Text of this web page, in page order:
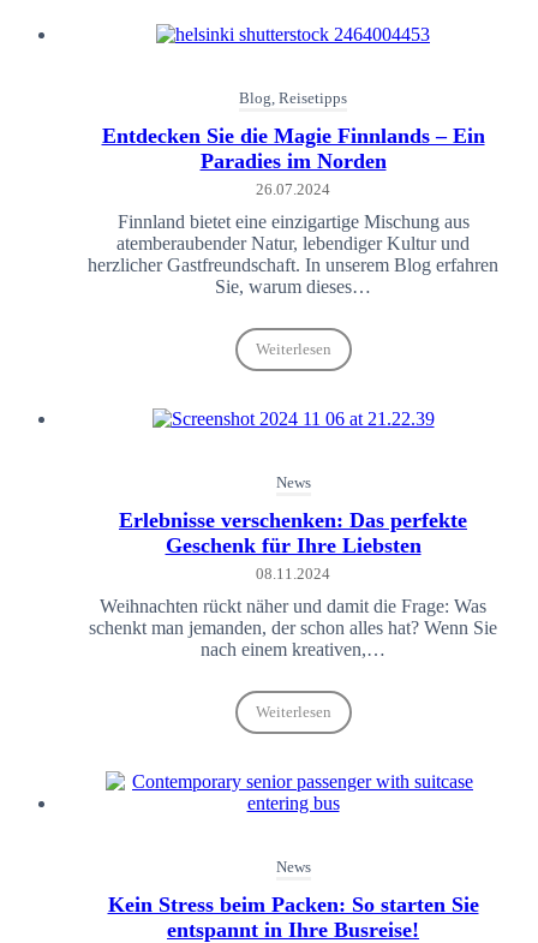
Blog, Reisetipps
Entdecken Sie die Magie Finnlands – Ein
Paradies im Norden
26.07.2024
Finnland bietet eine einzigartige Mischung aus
atemberaubender Natur, lebendiger Kultur und
herzlicher Gastfreundschaft. In unserem Blog erfahren
Sie, warum dieses…
Weiterlesen
News
Erlebnisse verschenken: Das perfekte
Geschenk für Ihre Liebsten
08.11.2024
Weihnachten rückt näher und damit die Frage: Was
schenkt man jemanden, der schon alles hat? Wenn Sie
nach einem kreativen,…
Weiterlesen
News
Kein Stress beim Packen: So starten Sie
entspannt in Ihre Busreise!